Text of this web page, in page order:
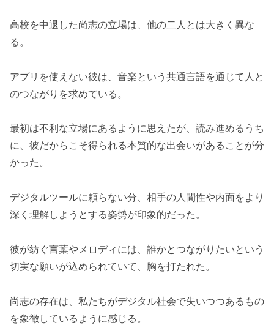
高校を中退した尚志の立場は、他の二人とは大きく異な
る。
アプリを使えない彼は、音楽という共通言語を通じて人と
のつながりを求めている。
最初は不利な立場にあるように思えたが、読み進めるうち
に、彼だからこそ得られる本質的な出会いがあることが分
かった。
デジタルツールに頼らない分、相手の人間性や内面をより
深く理解しようとする姿勢が印象的だった。
彼が紡ぐ言葉やメロディには、誰かとつながりたいという
切実な願いが込められていて、胸を打たれた。
尚志の存在は、私たちがデジタル社会で失いつつあるもの
を象徴しているように感じる。